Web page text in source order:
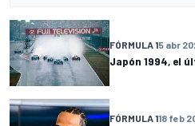
FÓRMULA 15 abr
Japón 1994, el
FÓRMULA 118 feb